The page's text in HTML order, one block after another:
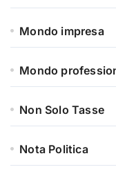
Mondo impresa
Mondo
Non Solo Tasse
Nota Politica